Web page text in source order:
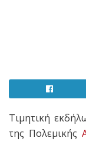
Τιμητική
της Πολεμικής